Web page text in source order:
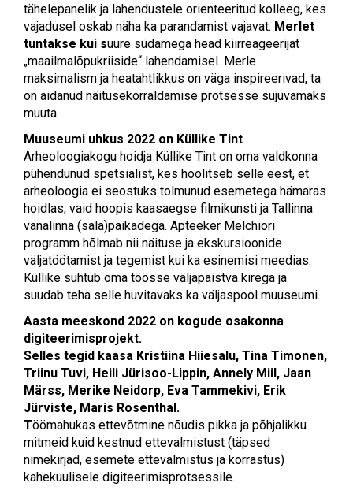
tähelepanelik ja lahendustele orienteeritud kolleeg, kes
vajadusel oskab näha ka parandamist vajavat. Merlet
tuntakse kui suure südamega head kiirreageerijat
„maailmalõpukriiside“ lahendamisel. Merle
maksimalism ja heatahtlikkus on väga inspireerivad, ta
on aidanud näitusekorraldamise protsesse sujuvamaks
muuta.
Muuseumi uhkus 2022 on Küllike Tint
Arheoloogiakogu hoidja Küllike Tint on oma valdkonna
pühendunud spetsialist, kes hoolitseb selle eest, et
arheoloogia ei seostuks tolmunud esemetega hämaras
hoidlas, vaid hoopis kaasaegse filmikunsti ja Tallinna
vanalinna (sala)paikadega. Apteeker Melchiori
programm hõlmab nii näituse ja ekskursioonide
väljatöötamist ja tegemist kui ka esinemisi meedias.
Küllike suhtub oma töösse väljapaistva kirega ja
suudab teha selle huvitavaks ka väljaspool muuseumi.
Aasta meeskond 2022 on kogude osakonna
digiteerimisprojekt.
Selles tegid kaasa Kristiina Hiiesalu, Tina Timonen,
Triinu Tuvi, Heili Jürisoo-Lippin, Annely Miil, Jaan
Märss, Merike Neidorp, Eva Tammekivi, Erik
Jürviste, Maris Rosenthal.
Töömahukas ettevõtmine nõudis pikka ja põhjalikku
mitmeid kuid kestnud ettevalmistust (täpsed
nimekirjad, esemete ettevalmistus ja korrastus)
kahekuulisele digiteerimisprotsessile.